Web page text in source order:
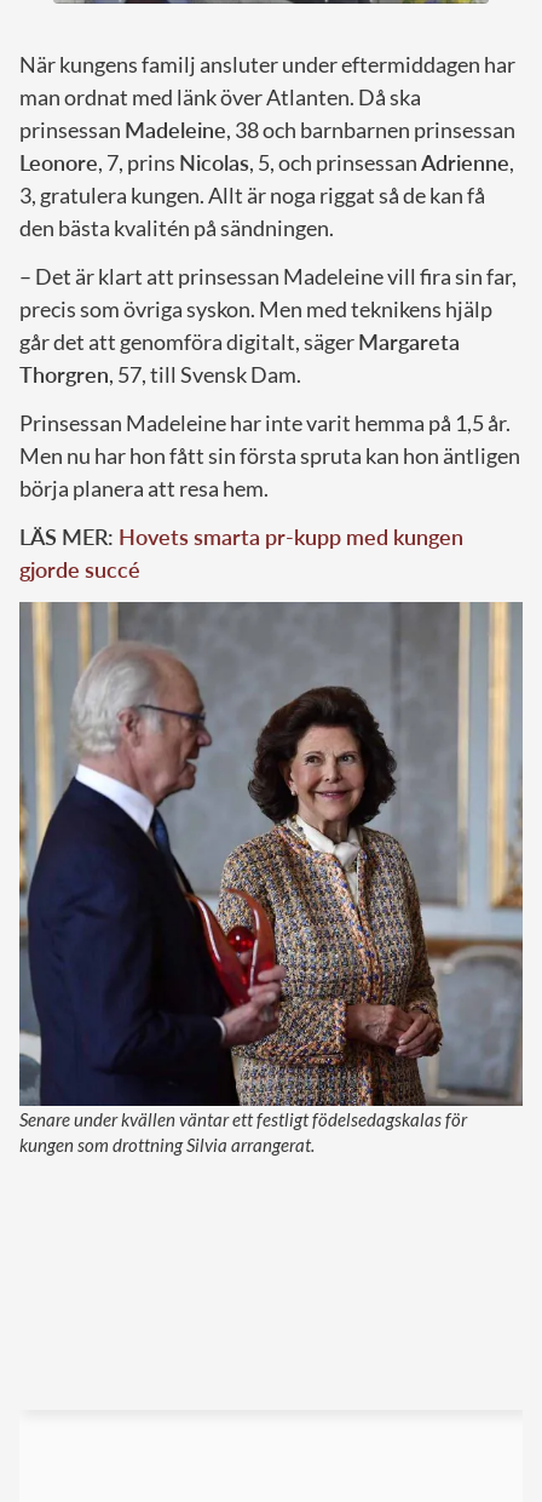
När kungens familj ansluter under eftermiddagen har
man ordnat med länk över Atlanten. Då ska
prinsessan Madeleine, 38 och barnbarnen prinsessan
Leonore, 7, prins Nicolas, 5, och prinsessanAdrienne,
3, gratulera kungen. Allt är noga riggat så de kan få
den bästa kvalitén på sändningen.
– Det är klart att prinsessan Madeleine vill fira sin far,
precis som övriga syskon. Men med teknikens hjälp
går det att genomföra digitalt, sägerMargareta
Thorgren, 57, till Svensk Dam.
Prinsessan Madeleine har inte varit hemma på 1,5 år.
Men nu har hon fått sin första spruta kan hon äntligen
börja planera att resa hem.
LÄS MER: Hovets smarta pr-kupp med kungen
gjorde succé
Senare under kvällen väntar ett festligt födelsedagskalas för
kungen som drottning Silvia arrangerat.